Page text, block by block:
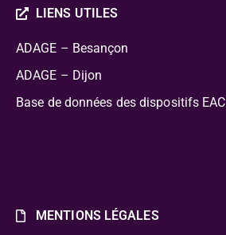
LIENS UTILES
ADAGE – Besançon
ADAGE – Dijon
Base de données des dispositifs EAC
MENTIONS LÉGALES